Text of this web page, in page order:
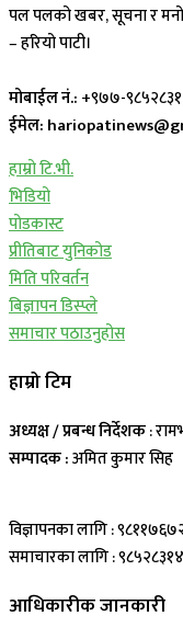
पल पलको खबर, सूचना र
– हरियो पाटी।
मोबाईल नं.: +९७७-
ईमेल:
हाम्रो टि.भी.
भिडियो
पोडकास्ट
प्रीतिबाट युनिकोड
मिति परिवर्तन
बिज्ञापन डिस्प्ले
समाचार पठाउनुहोस
हाम्रो टिम
अध्यक्ष / प्रबन्ध निर्देशक:
सम्पादक :अमित कुमार सिह
विज्ञापनका लागि :
समाचारका लागि :
आधिकारीक जानकारी